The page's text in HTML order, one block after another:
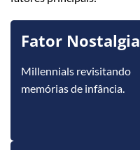
Fator Nostalgia
Millennials revisitando
memórias de infância.